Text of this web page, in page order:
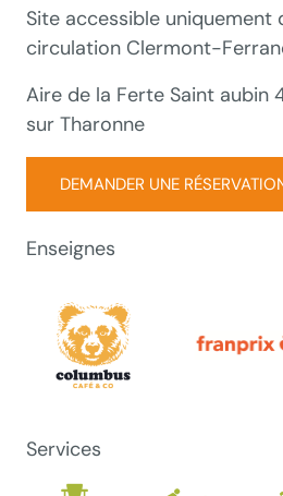
Site accessible uniquement
circulation Clermont-
Aire de la Ferte Saint aubin
sur Tharonne
DEMANDER UNE
Enseignes
Services